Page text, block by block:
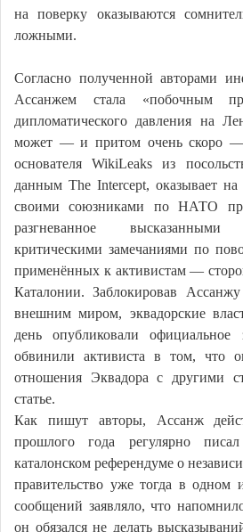
на поверку оказываются
ложными.
Согласно полученной авторами
Ассанжем стала «побочным
дипломатического давления на
может — и притом очень скоро —
основателя WikiLeaks из
данным The Intercept, оказывает
своими союзниками по НАТО
разгневанное
критическими замечаниями по
применённых к активистам —
Каталонии. Заблокировав
внешним миром, эквадорские
день опубликовали официальное
обвинили активиста в том, что
отношения Эквадора с другими
статье.
Как пишут авторы, Ассанж
прошлого года регулярно
каталонском референдуме о
правительство уже тогда в одном
сообщений заявляло, что
он обязался не делать